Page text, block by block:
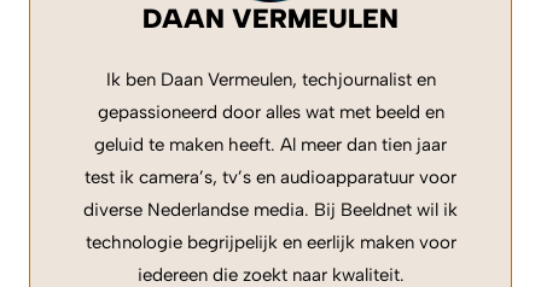
DAAN VERMEULEN
Ik ben Daan Vermeulen, techjournalist en
gepassioneerd door alles wat met beeld en
geluid te maken heeft. Al meer dan tien jaar
test ik camera’s, tv’s en audioapparatuur voor
diverse Nederlandse media. Bij Beeldnet wil ik
technologie begrijpelijk en eerlijk maken voor
iedereen die zoekt naar kwaliteit.